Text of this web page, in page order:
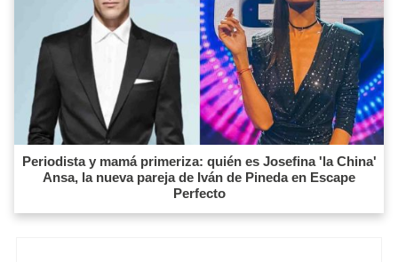
Periodista y mamá primeriza: quién es Josefina 'la China'
Ansa, la nueva pareja de Iván de Pineda en Escape
Perfecto